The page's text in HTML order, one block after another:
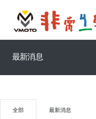
最新消息
全部 最新消息